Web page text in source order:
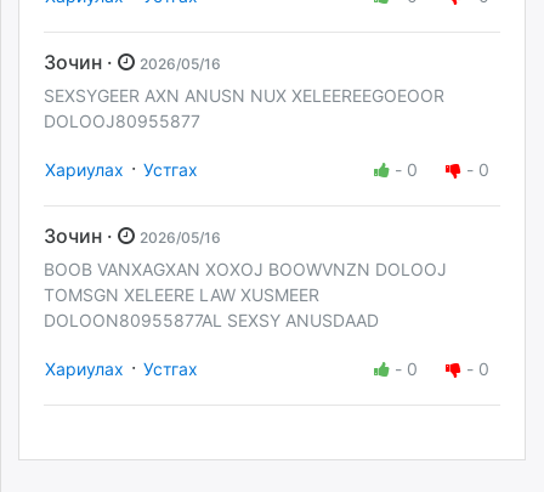
Зочин · 2026/05/16
SEXSYGEER AXN ANUSN NUX XELEEREEGOEOOR
DOLOOJ80955877
Хариулах · Устгах - 0 - 0
Зочин · 2026/05/16
BOOB VANXAGXAN XOXOJ BOOWVNZN DOLOOJ
TOMSGN XELEERE LAW XUSMEER
DOLOON80955877AL SEXSY ANUSDAAD
Хариулах · Устгах - 0 - 0